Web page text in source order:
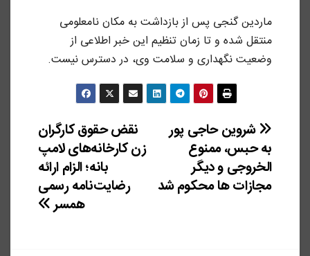
ماردین گنجی پس از بازداشت به مکان نامعلومی
منتقل شده و تا زمان تنظیم این خبر اطلاعی از
وضعیت نگهداری و سلامت وی، در دسترس نیست.
راهبری
نوشته
نقض حقوق کارگران
زن کارخانه‌های لامپ
بانه؛ الزام ارائه
رضایت‌نامه رسمی
همسر
شروین حاجی پور
به حبس، ممنوع
الخروجی و دیگر
مجازات ها محکوم شد